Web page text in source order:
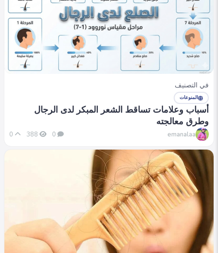
في التصنيف
المنوعات
أسباب وعلامات تساقط الشعر المبكر لدى الرجال
وطرق معالجته
emanalaa
0
388